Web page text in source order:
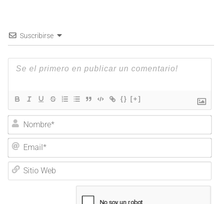
Suscribirse
{} [+]
Nombre*
Email*